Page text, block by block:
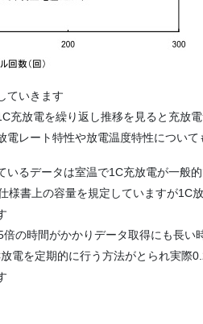
ていきます
充放電を繰り返し推移を見ると充放
電レート特性や放電温度特性につい
いるデータは室温で1C充放電が一般
様書上の容量を規定していますが1C
の時間がかかりデータ取得にも長い
電を定期的に行う方法がとられ実際